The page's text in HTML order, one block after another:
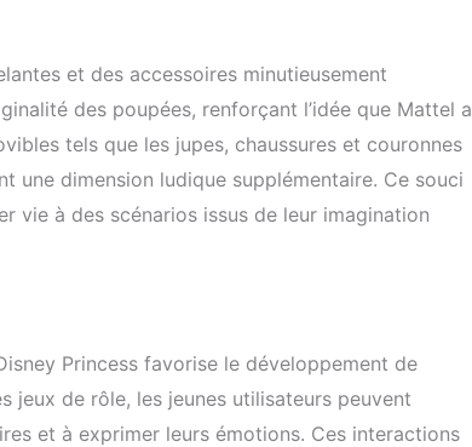
et des accessoires minutieusement
des poupées, renforçant l’idée que Mattel a
tels que les jupes, chaussures et couronnes
une dimension ludique supplémentaire. Ce souci
vie à des scénarios issus de leur imagination
Princess favorise le développement de
jeux de rôle, les jeunes utilisateurs peuvent
et à exprimer leurs émotions. Ces interactions